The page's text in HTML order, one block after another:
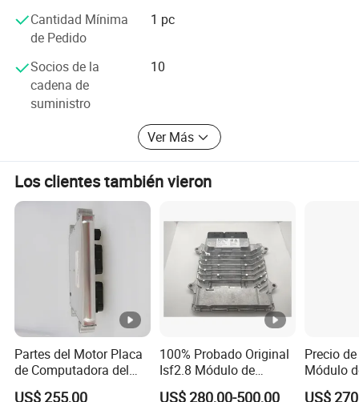
Principales Productos principales:
* Bombas de inyección de combustible
* Bombas diesel
* inyectores de combustible
* Boquillas de combustible
Marcas soportadas:
Cummins- Komatsu-CAT-Volvo-Bosch-Denso-Delphi-
Continental-Holset
alcance global:
Servimos a clientes en mercados internacionales clave:
* Asia: Corea del Sur, Japón, India, Indonesia, Malasia,
Singapur, Tailandia, Vietnam;
Cantidad Mínima
de Pedido
1 pc
Socios de la
cadena de
suministro
10
Ver Más
Los clientes también vieron
Partes del Motor Placa
de Computadora del
Motor Módulo de
US$ 255,00
100% Probado Original
Isf2.8 Módulo de
Control Electrónico
US$ 280,00-500,00
Precio
Módulo
US$